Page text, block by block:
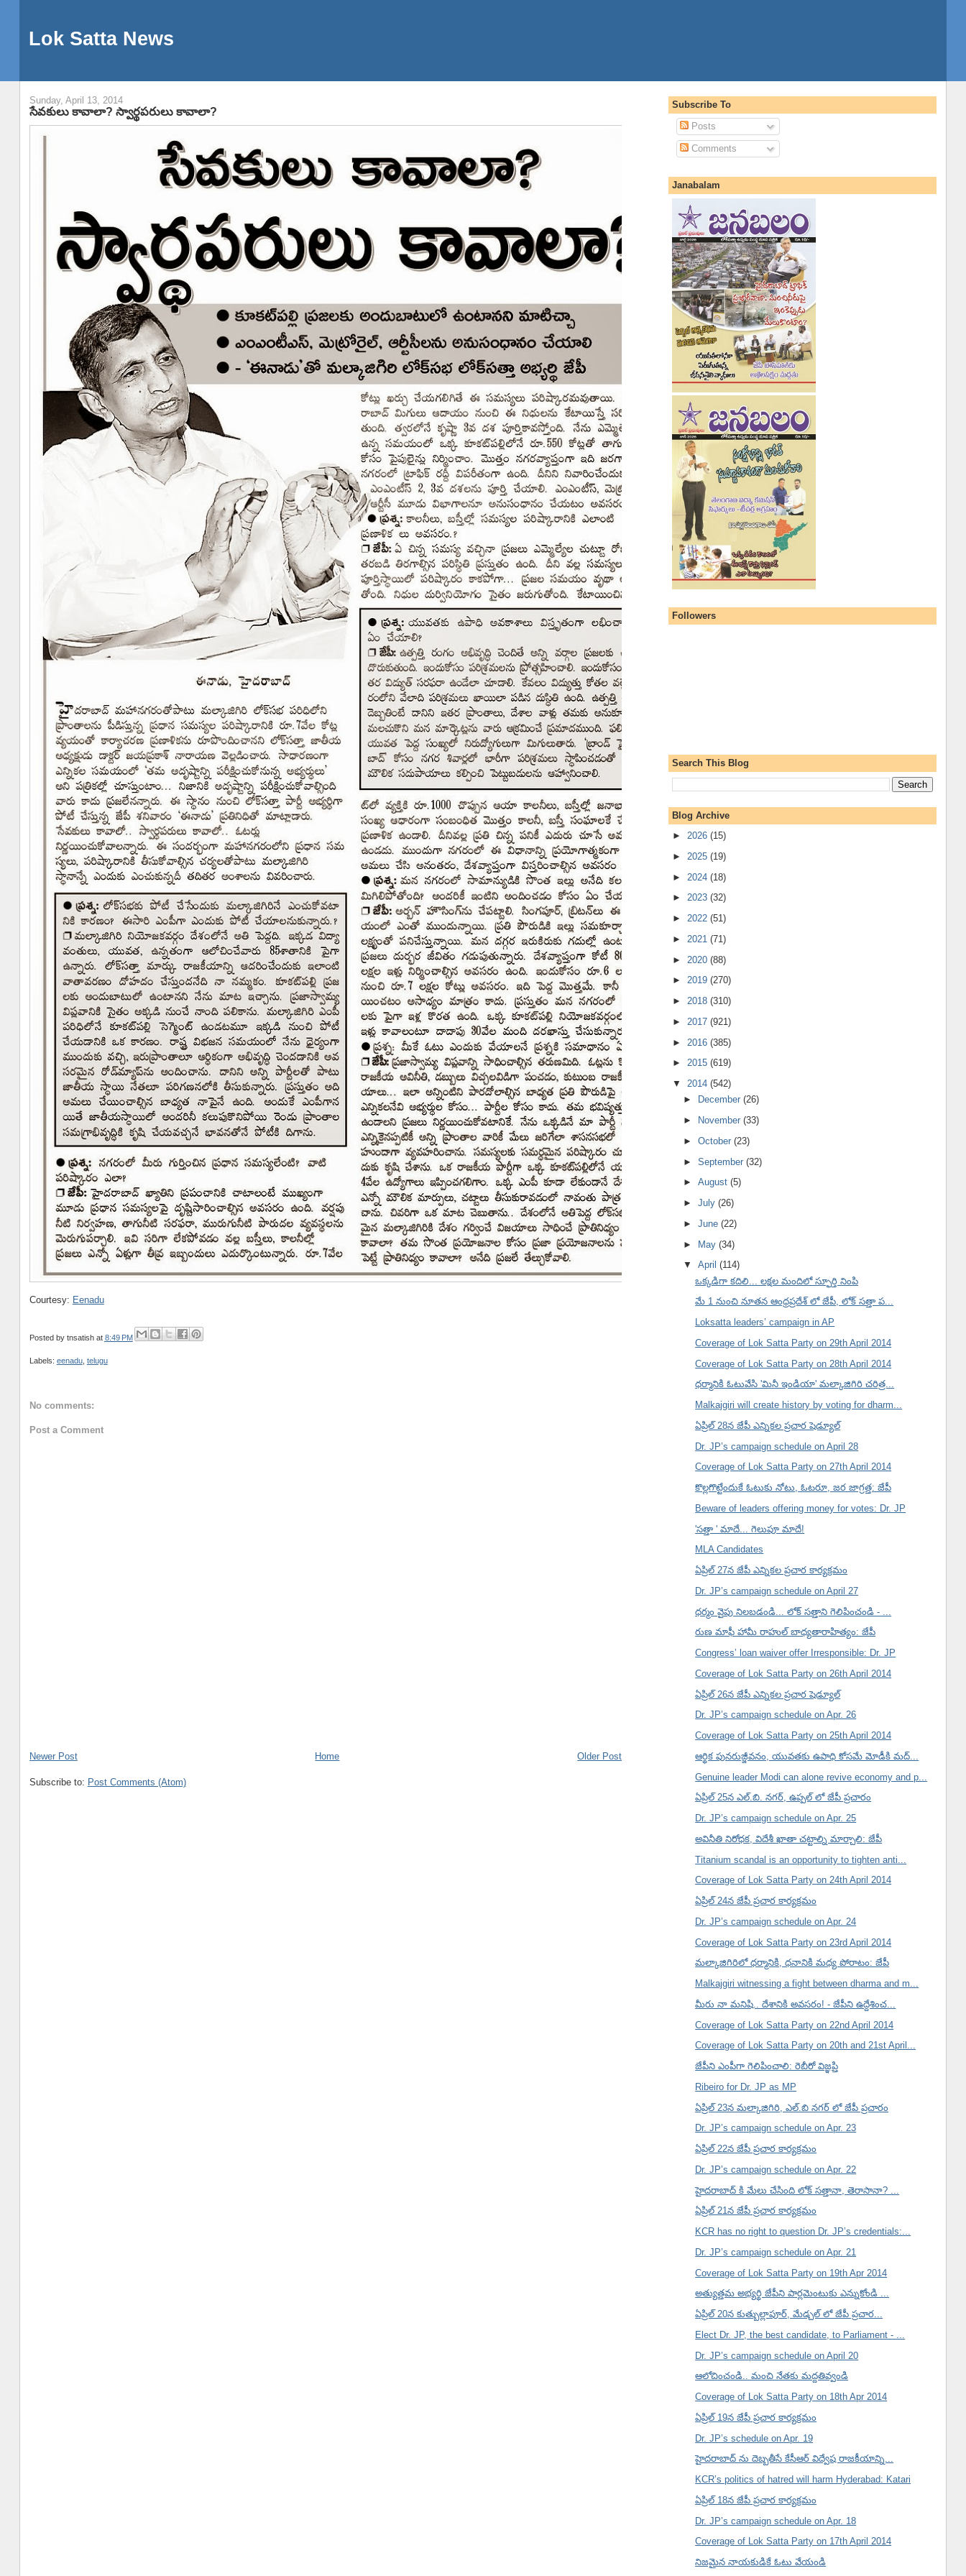
Lok Satta News
Sunday, April 13, 2014
సేవకులు కావాలా? స్వార్థపరులు కావాలా?
Courtesy: Eenadu
Posted by tnsatish at 8:49 PM
Labels: eenadu, telugu
No comments:
Post a Comment
Newer Post Older Post
Home
Subscribe to: Post Comments (Atom)
Subscribe To
Posts
Comments
Janabalam
Followers
Search This Blog
Blog Archive
► 2026 (15)
► 2025 (19)
► 2024 (18)
► 2023 (32)
► 2022 (51)
► 2021 (71)
► 2020 (88)
► 2019 (270)
► 2018 (310)
► 2017 (921)
► 2016 (385)
► 2015 (619)
▼ 2014 (542)
►
December(26)
►
November(33)
►October(23)
►September(32)
►August(5)
►July(26)
►June(22)
► May(34)
▼April(114)
ఒక్కడిగా కదిలి... లక్షల మందిలో స్ఫూర్తి నింపి
మే 1 నుంచి నూతన ఆంధ్రప్రదేశ్ లో జేపీ, లోక్ సత్తా ప...
Loksatta leaders’ campaign in AP
Coverage of Lok Satta Party on 29th April 2014
Coverage of Lok Satta Party on 28th April 2014
ధర్మానికి ఓటువేసి 'మినీ ఇండియా' మల్కాజిగిరి చరిత్ర...
Malkajgiri will create history by voting for dharm...
ఏప్రిల్ 28న జేపీ ఎన్నికల ప్రచార షెడ్యూల్
Dr. JP’s campaign schedule on April 28
Coverage of Lok Satta Party on 27th April 2014
కొల్లగొట్టేందుకే ఓటుకు నోటు, ఓటరూ, జర జాగ్రత్త: జేపీ
Beware of leaders offering money for votes: Dr. JP
'సత్తా ' మాదే... గెలుపూ మాదే!
MLA Candidates
ఏప్రిల్ 27న జేపీ ఎన్నికల ప్రచార కార్యక్రమం
Dr. JP’s campaign schedule on April 27
ధర్మం వైపు నిలబడండి... లోక్ సత్తాని గెలిపించండి - ...
రుణ మాఫీ హామీ రాహుల్ బాధ్యతారాహిత్యం: జేపీ
Congress’ loan waiver offer Irresponsible: Dr. JP
Coverage of Lok Satta Party on 26th April 2014
ఏప్రిల్ 26న జేపీ ఎన్నికల ప్రచార షెడ్యూల్
Dr. JP’s campaign schedule on Apr. 26
Coverage of Lok Satta Party on 25th April 2014
ఆర్థిక పునరుజ్జీవనం, యువతకు ఉపాధి కోసమే మోడీకి మద్...
Genuine leader Modi can alone revive economy and p...
ఏప్రిల్ 25న ఎల్.బి. నగర్, ఉప్పల్ లో జేపీ ప్రచారం
Dr. JP’s campaign schedule on Apr. 25
అవినీతి నిరోధక, విదేశీ ఖాతా చట్టాల్ని మార్చాలి: జేపీ
Titanium scandal is an opportunity to tighten anti...
Coverage of Lok Satta Party on 24th April 2014
ఏప్రిల్ 24న జేపీ ప్రచార కార్యక్రమం
Dr. JP’s campaign schedule on Apr. 24
Coverage of Lok Satta Party on 23rd April 2014
మల్కాజిగిరిలో ధర్మానికి, ధనానికి మధ్య పోరాటం: జేపీ
Malkajgiri witnessing a fight between dharma and m...
మీరు నా మనిషి.. దేశానికి అవసరం! - జేపీని ఉద్దేశించ...
Coverage of Lok Satta Party on 22nd April 2014
Coverage of Lok Satta Party on 20th and 21st April...
జేపీని ఎంపీగా గెలిపించాలి: రెబీరో విజ్ఞప్తి
Ribeiro for Dr. JP as MP
ఏప్రిల్ 23న మల్కాజిగిరి, ఎల్.బి నగర్ లో జేపీ ప్రచారం
Dr. JP’s campaign schedule on Apr. 23
ఏప్రిల్ 22న జేపీ ప్రచార కార్యక్రమం
Dr. JP’s campaign schedule on Apr. 22
హైదరాబాద్ కి మేలు చేసింది లోక్ సత్తానా, తెరాసానా? ...
ఏప్రిల్ 21న జేపీ ప్రచార కార్యక్రమం
KCR has no right to question Dr. JP’s credentials:...
Dr. JP’s campaign schedule on Apr. 21
Coverage of Lok Satta Party on 19th Apr 2014
అత్యుత్తమ అభ్యర్థి జేపీని పార్లమెంటుకు ఎన్నుకోండి ...
ఏప్రిల్ 20న కుత్బుల్లాపూర్, మేడ్చల్ లో జేపీ ప్రచార...
Elect Dr. JP, the best candidate, to Parliament - ...
Dr. JP’s campaign schedule on April 20
ఆలోచించండి.. మంచి నేతకు మద్దతివ్వండి
Coverage of Lok Satta Party on 18th Apr 2014
ఏప్రిల్ 19న జేపీ ప్రచార కార్యక్రమం
Dr. JP’s schedule on Apr. 19
హైదరాబాద్ ను దెబ్బతీసే కేసీఆర్ విద్వేష రాజకీయాన్ని...
KCR’s politics of hatred will harm Hyderabad: Katari
ఏప్రిల్ 18న జేపీ ప్రచార కార్యక్రమం
Dr. JP’s campaign schedule on Apr. 18
Coverage of Lok Satta Party on 17th April 2014
నిజమైన నాయకుడికే ఓటు వేయండి